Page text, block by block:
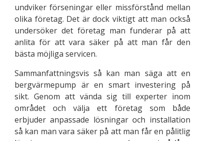
undviker förseningar eller missförstånd mellan
olika företag. Det är dock viktigt att man också
undersöker det företag man funderar på att
anlita för att vara säker på att man får den
bästa möjliga servicen.
Sammanfattningsvis så kan man säga att en
bergvärmepump är en smart investering på
sikt. Genom att vända sig till experter inom
området och välja ett företag som både
erbjuder anpassade lösningar och installation
så kan man vara säker på att man får en pålitlig